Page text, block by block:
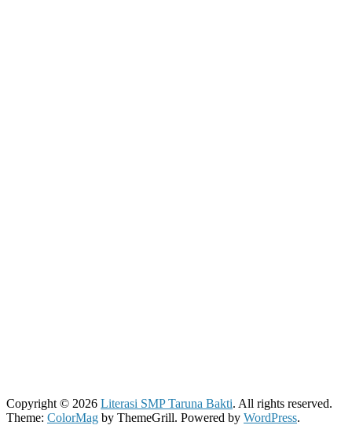
Copyright © 2026 Literasi SMP Taruna Bakti. All rights reserved.
Theme: ColorMag by ThemeGrill. Powered by WordPress.